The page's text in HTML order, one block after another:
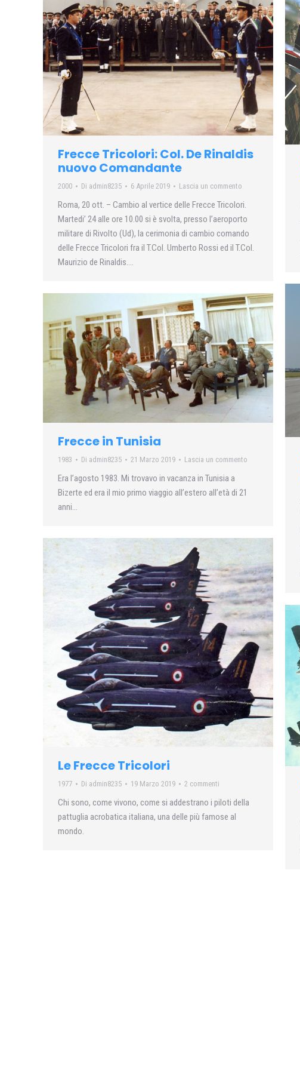
Frecce Tricolori: Col. De Rinaldis
nuovo Comandante
2000 Di admin8235 6 Aprile 2019 Lascia un commento
Roma, 20 ott. – Cambio al vertice delle Frecce Tricolori.
Martedi’ 24 alle ore 10.00 si è svolta, presso l’aeroporto
militare di Rivolto (Ud), la cerimonia di cambio comando
delle Frecce Tricolori fra il T.Col. Umberto Rossi ed il T.Col.
Maurizio de Rinaldis….
Frecce in Tunisia
1983 Di admin8235 21 Marzo 2019 Lascia un commento
Era l’agosto 1983. Mi trovavo in vacanza in Tunisia a
Bizerte ed era il mio primo viaggio all’estero all’età di 21
anni…
Le Frecce Tricolori
1977 Di admin8235 19 Marzo 2019 2 commenti
Chi sono, come vivono, come si addestrano i piloti della
pattuglia acrobatica italiana, una delle più famose al
mondo.